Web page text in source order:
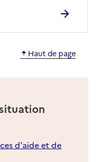
Haut de page
d'aide et de